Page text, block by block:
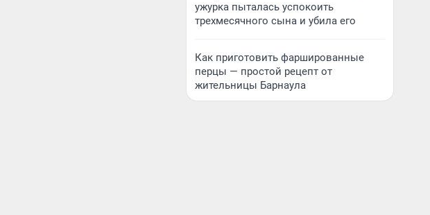
ужурка пыталась успокоить
трехмесячного сына и убила его
Как приготовить фаршированные
перцы — простой рецепт от
жительницы Барнаула